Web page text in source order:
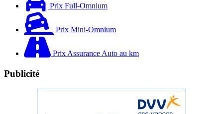
Prix Full-Omnium
Prix Mini-Omnium
Prix Assurance Auto au km
Publicité